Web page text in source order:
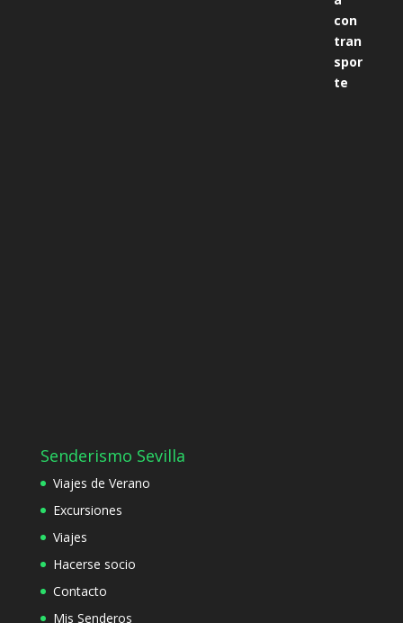
Senderismo Sevilla
Viajes de Verano
Excursiones
Viajes
Hacerse socio
Contacto
Mis Senderos